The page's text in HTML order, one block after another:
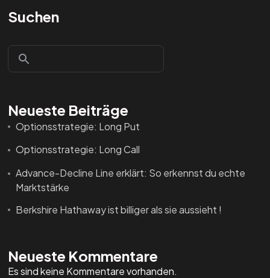
Suchen
Neueste Beiträge
Optionsstrategie: Long Put
Optionsstrategie: Long Call
Advance-Decline Line erklärt: So erkennst du echte
Marktstärke
Berkshire Hathaway ist billiger als sie aussieht !
Neueste Kommentare
Es sind keine Kommentare vorhanden.